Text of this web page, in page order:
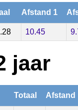
Afstand 1
10.45
jaar
Totaal Afstand